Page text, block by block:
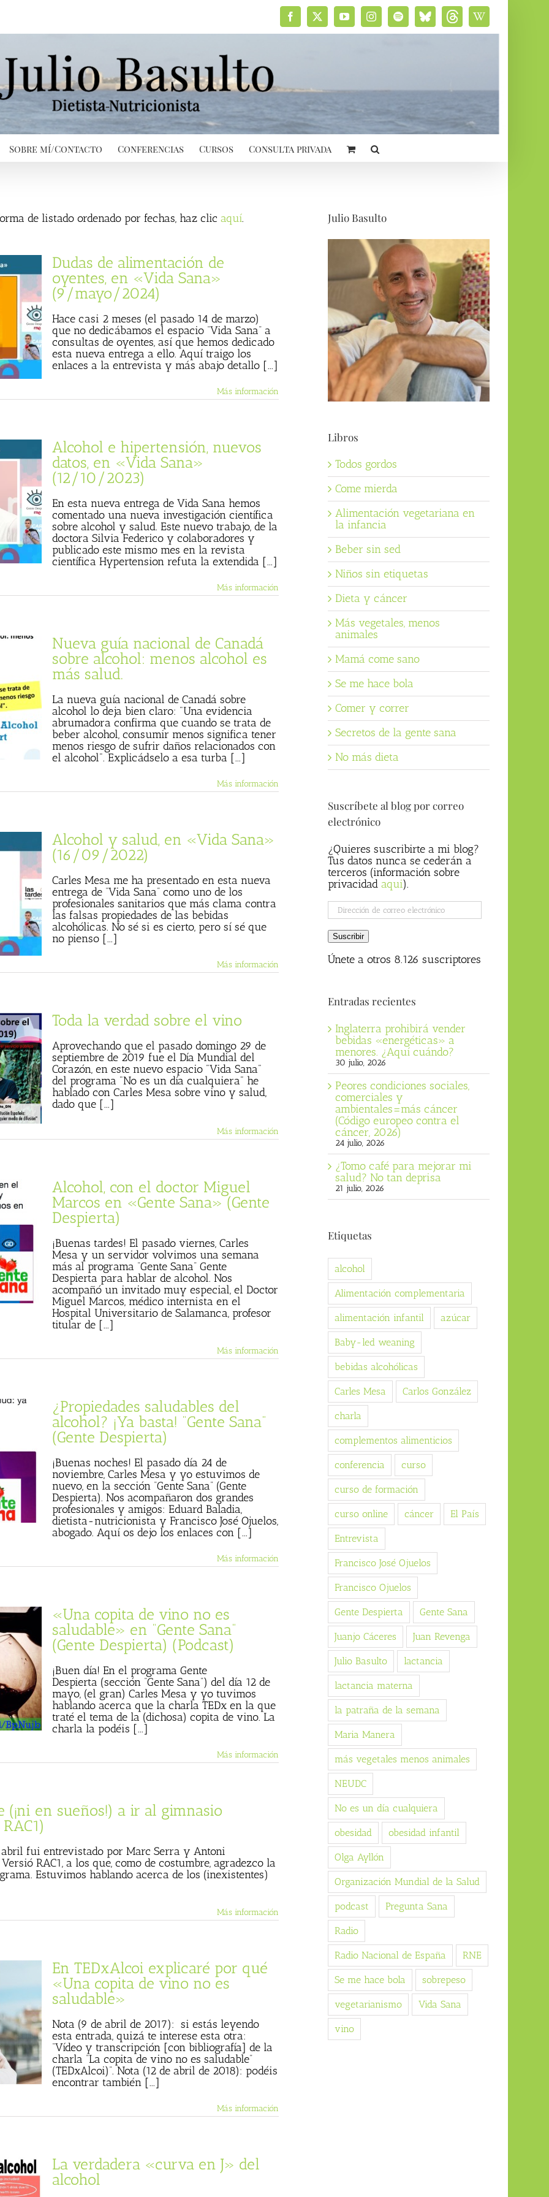
Facebook
X YouTubeInstagramSpotifyBluesky
social
ThreadsWikipedia
Sobre mí/Contacto Conferencias Cursos Consulta privada
de listado ordenado por fechas, haz clic aquí.
Dudas de alimentación de
oyentes, en «Vida Sana»
(9/mayo/2024)
Hace casi 2 meses (el pasado 14 de marzo)
que no dedicábamos el espacio “Vida Sana” a
consultas de oyentes, así que hemos dedicado
esta nueva entrega a ello. Aquí traigo los
enlaces a la entrevista y más abajo detallo [...]
Más información
Alcohol e hipertensión, nuevos
datos, en «Vida Sana»
(12/10/2023)
En esta nueva entrega de Vida Sana hemos
comentado una nueva investigación científica
sobre alcohol y salud. Este nuevo trabajo, de la
doctora Silvia Federico y colaboradores y
publicado este mismo mes en la revista
científica Hypertension refuta la extendida [...]
Más información
Nueva guía nacional de Canadá
sobre alcohol: menos alcohol es
más salud.
La nueva guía nacional de Canadá sobre
alcohol lo deja bien claro: "Una evidencia
abrumadora confirma que cuando se trata de
beber alcohol, consumir menos significa tener
menos riesgo de sufrir daños relacionados con
el alcohol". Explicádselo a esa turba [...]
Más información
Alcohol y salud, en «Vida Sana»
(16/09/2022)
Carles Mesa me ha presentado en esta nueva
entrega de “Vida Sana” como uno de los
profesionales sanitarios que más clama contra
las falsas propiedades de las bebidas
alcohólicas. No sé si es cierto, pero sí sé que
no pienso [...]
Más información
Toda la verdad sobre el vino
Aprovechando que el pasado domingo 29 de
septiembre de 2019 fue el Día Mundial del
Corazón, en este nuevo espacio "Vida Sana"
del programa "No es un día cualquiera" he
hablado con Carles Mesa sobre vino y salud,
dado que [...]
Más información
Alcohol, con el doctor Miguel
Marcos en «Gente Sana» (Gente
Despierta)
¡Buenas tardes! El pasado viernes, Carles
Mesa y un servidor volvimos una semana
más al programa “Gente Sana” Gente
Despierta para hablar de alcohol. Nos
acompañó un invitado muy especial, el Doctor
Miguel Marcos, médico internista en el
Hospital Universitario de Salamanca, profesor
titular de [...]
Más información
¿Propiedades saludables del
alcohol? ¡Ya basta! “Gente Sana”
(Gente Despierta)
¡Buenas noches! El pasado día 24 de
noviembre, Carles Mesa y yo estuvimos de
nuevo, en la sección “Gente Sana” (Gente
Despierta). Nos acompañaron dos grandes
profesionales y amigos: Eduard Baladia,
dietista-nutricionista y Francisco José Ojuelos,
abogado. Aquí os dejo los enlaces con [...]
Más información
«Una copita de vino no es
saludable» en “Gente Sana”
(Gente Despierta) (Podcast)
¡Buen día! En el programa Gente
Despierta (sección “Gente Sana”) del día 12 de
mayo, (el gran) Carles Mesa y yo tuvimos
hablando acerca que la charla TEDx en la que
traté el tema de la (dichosa) copita de vino. La
charla la podéis [...]
Más información
(¡ni en sueños!) a ir al gimnasio
abril fui entrevistado por Marc Serra y Antoni
RAC1, a los que, como de costumbre, agradezco la
Estuvimos hablando acerca de los (inexistentes)
Más información
En TEDxAlcoi explicaré por qué
«Una copita de vino no es
saludable»
Nota (9 de abril de 2017): si estás leyendo
esta entrada, quizá te interese esta otra:
“Vídeo y transcripción [con bibliografía] de la
charla “La copita de vino no es saludable”
(TEDxAlcoi)“. Nota (12 de abril de 2018): podéis
encontrar también [...]
Más información
La verdadera «curva en J» del
alcohol
Julio Basulto
Libros
Todos gordos
Come mierda
Alimentación vegetariana en
la infancia
Beber sin sed
Niños sin etiquetas
Dieta y cáncer
Más vegetales, menos
animales
Mamá come sano
Se me hace bola
Comer y correr
Secretos de la gente sana
No más dieta
Suscríbete al blog por correo
electrónico
¿Quieres suscribirte a mi blog?
Tus datos nunca se cederán a
terceros (información sobre
privacidad aqui).
Dirección
de
correo
electrónico
Suscribir
Únete a otros 8.126 suscriptores
Entradas recientes
Inglaterra prohibirá vender
bebidas «energéticas» a
menores. ¿Aquí cuándo?
30 julio, 2026
Peores condiciones sociales,
comerciales y
ambientales=más cáncer
(Código europeo contra el
cáncer, 2026)
24 julio, 2026
¿Tomo café para mejorar mi
salud? No tan deprisa
21 julio, 2026
Etiquetas
alcohol
Alimentación complementaria
alimentación infantil azúcar
Baby-led weaning
bebidas alcohólicas
Carles Mesa Carlos González
charla
complementos alimenticios
conferencia curso
curso de formación
curso online cáncer El País
Entrevista
Francisco José Ojuelos
Francisco Ojuelos
Gente Despierta Gente Sana
Juanjo Cáceres Juan Revenga
Julio Basulto lactancia
lactancia materna
la patraña de la semana
Maria Manera
más vegetales menos animales
NEUDC
No es un día cualquiera
obesidad obesidad infantil
Olga Ayllón
Organización Mundial de la Salud
podcast Pregunta Sana
Radio
Radio Nacional de España RNE
Se me hace bola sobrepeso
vegetarianismo Vida Sana
vino